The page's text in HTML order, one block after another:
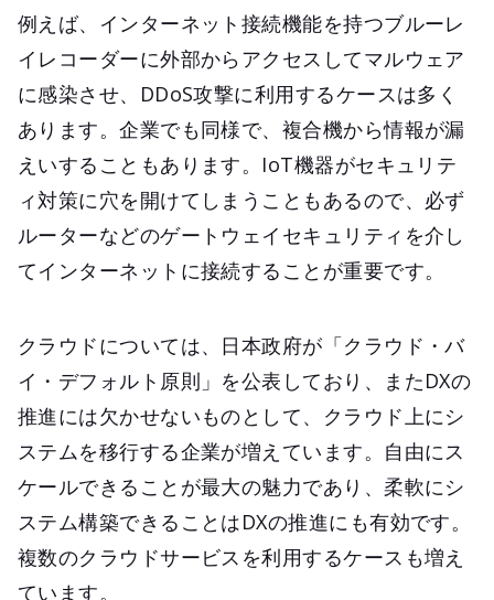
例えば、インターネット接続機能を持つブルーレ
イレコーダーに外部からアクセスしてマルウェア
に感染させ、DDoS攻撃に利用するケースは多く
あります。企業でも同様で、複合機から情報が漏
えいすることもあります。IoT機器がセキュリテ
ィ対策に穴を開けてしまうこともあるので、必ず
ルーターなどのゲートウェイセキュリティを介し
てインターネットに接続することが重要です。
クラウドについては、日本政府が「クラウド・バ
イ・デフォルト原則」を公表しており、またDXの
推進には欠かせないものとして、クラウド上にシ
ステムを移行する企業が増えています。自由にス
ケールできることが最大の魅力であり、柔軟にシ
ステム構築できることはDXの推進にも有効です。
複数のクラウドサービスを利用するケースも増え
ています。